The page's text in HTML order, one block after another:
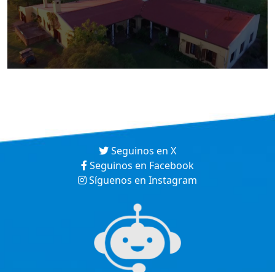
Seguinos en X
Seguinos en Facebook
Síguenos en Instagram